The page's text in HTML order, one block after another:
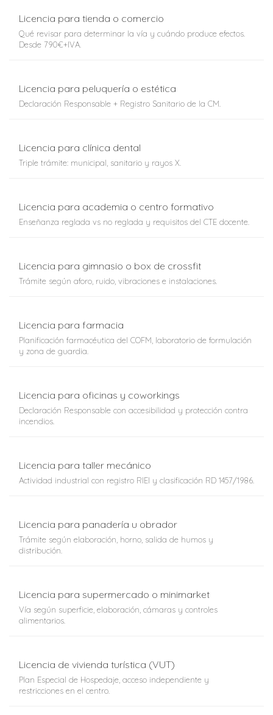
Licencia para tienda o comercio
Qué revisar para determinar la vía y cuándo produce efectos.
Desde 790€+IVA.
Licencia para peluquería o estética
Declaración Responsable + Registro Sanitario de la CM.
Licencia para clínica dental
Triple trámite: municipal, sanitario y rayos X.
Licencia para academia o centro formativo
Enseñanza reglada vs no reglada y requisitos del CTE docente.
Licencia para gimnasio o box de crossfit
Trámite según aforo, ruido, vibraciones e instalaciones.
Licencia para farmacia
Planificación farmacéutica del COFM, laboratorio de formulación
y zona de guardia.
Licencia para oficinas y coworkings
Declaración Responsable con accesibilidad y protección contra
incendios.
Licencia para taller mecánico
Actividad industrial con registro RIEI y clasificación RD 1457/1986.
Licencia para panadería u obrador
Trámite según elaboración, horno, salida de humos y
distribución.
Licencia para supermercado o minimarket
Vía según superficie, elaboración, cámaras y controles
alimentarios.
Licencia de vivienda turística (VUT)
Plan Especial de Hospedaje, acceso independiente y
restricciones en el centro.